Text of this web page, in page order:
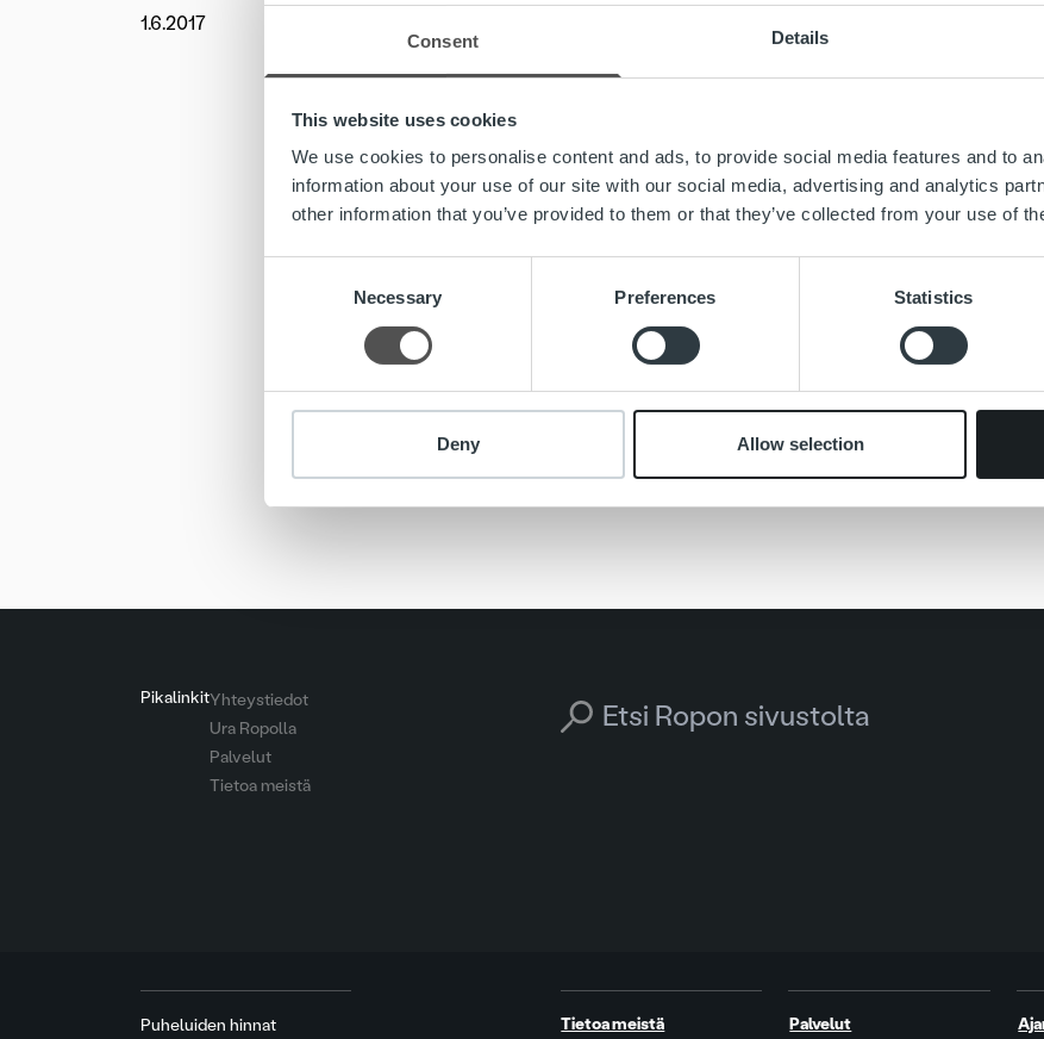
Consent Details
This website uses cookies
We use cookies to personalise content and ads, to provide social media features and to
information about your use of our site with our social media, advertising and analytics
other information that you’ve provided to them or that they’ve collected from your use of
Necessary Preferences Statistics
Deny Allow selection
1.6.2017
Lentopallon maailmanliigaa pelataan ensi viikolla Helsingin
Maailmanliigan kotiottelut pelataan ensimmäistä kertaa Hartwall
iltapeleissä Suomi kohtaa torstaina Slovakian, perjantaina Kiinan ja
– Suomalaisessa lentopallossa on eletty hienoa huumaa jo parin
pitkäaikainen kumppani ja jakaa saman motivaation kasvuun.
parhaita, kertoo Ropo Capitalin myyntijohtaja
Sami Kouva.
Lisätietoja Maailmanliigasta:
sponsorointi tapahtumat
PikalinkitYhteystiedot
Ura Ropolla
Palvelut
Tietoa meistä
Search for:
Puheluiden hinnat Tietoa meistä Palvelut